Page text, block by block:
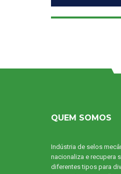
QUEM SOMOS
Indústria de selos
nacionaliza e recupera
diferentes tipos para